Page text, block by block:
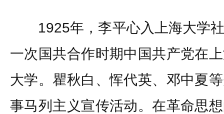
1925年，李平心入上海大学社
一次国共合作时期中国共产党在
大学。瞿秋白、恽代英、邓中夏
事马列主义宣传活动。在革命思